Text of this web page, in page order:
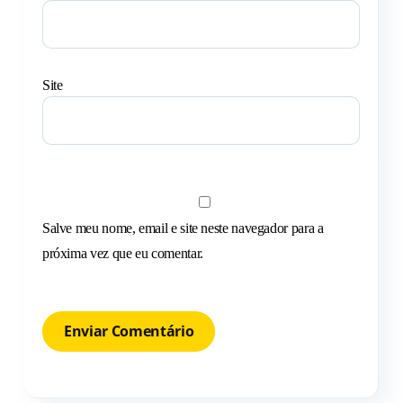
Site
Salve meu nome, email e site neste navegador para a
próxima vez que eu comentar.